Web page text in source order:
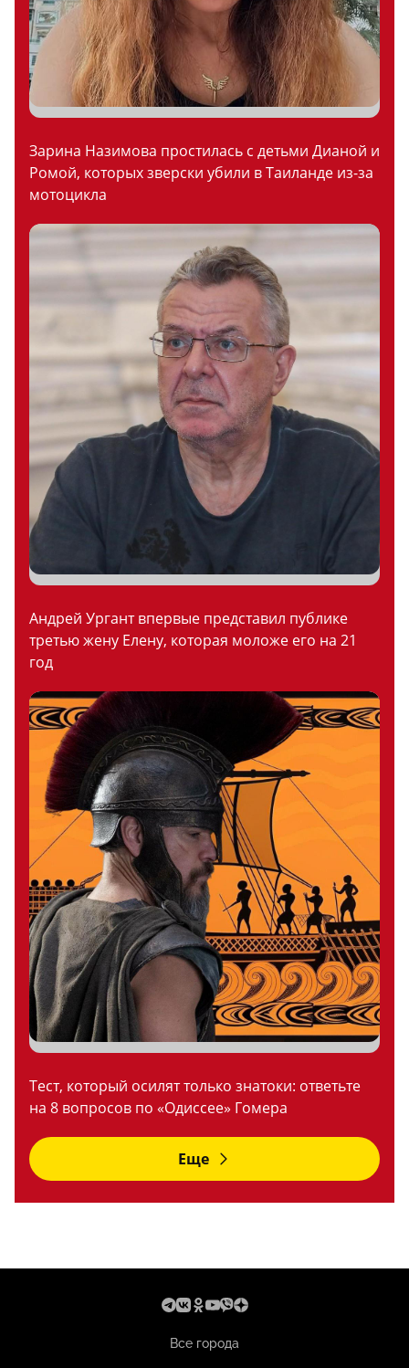
Зарина Назимова простилась с детьми Дианой и
Ромой, которых зверски убили в Таиланде из-за
мотоцикла
Андрей Ургант впервые представил публике
третью жену Елену, которая моложе его на 21
год
Тест, который осилят только знатоки: ответьте
на 8 вопросов по «Одиссее» Гомера
Еще
Все города